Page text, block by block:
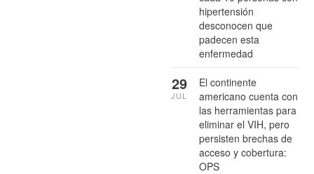
hipertensión
desconocen que
padecen esta
enfermedad
El continente
americano cuenta con
las herramientas para
eliminar el VIH, pero
persisten brechas de
acceso y cobertura:
OPS
29
JUL